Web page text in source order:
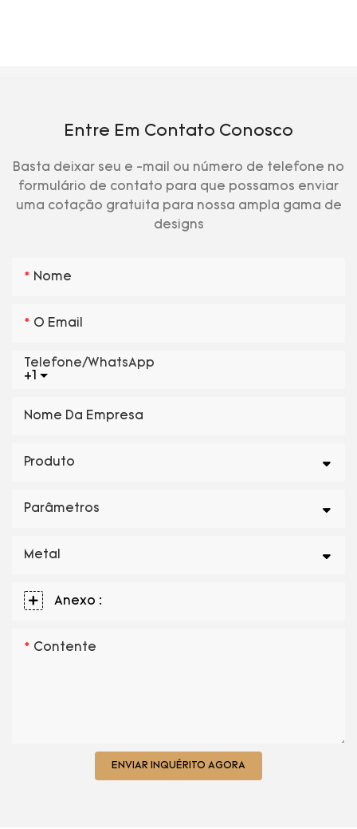
Entre Em Contato Conosco
Basta deixar seu e -mail ou número de telefone no
formulário de contato para que possamos enviar
uma cotação gratuita para nossa ampla gama de
designs
Nome
O Email
+1
Telefone/WhatsApp
Nome Da Empresa
Produto
Parâmetros
Metal
Anexo :
Contente
ENVIAR INQUÉRITO AGORA